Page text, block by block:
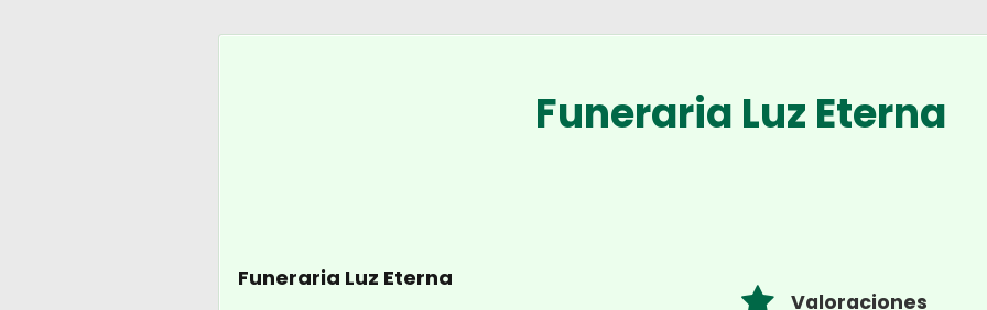
Funeraria Luz Eterna
Funeraria Luz Eterna
Valoraciones